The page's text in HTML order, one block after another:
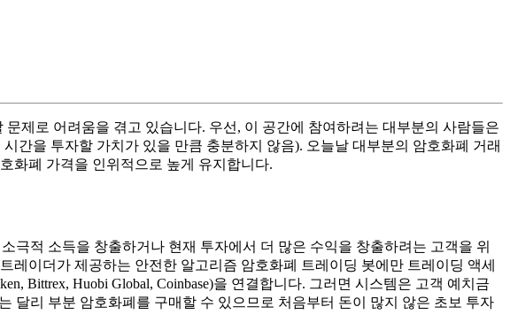
제로 어려움을 겪고 있습니다. 우선, 이 공간에 참여하려는 대부분의 사람들은
간을 투자할 가치가 있을 만큼 충분하지 않음). 오늘날 대부분의 암호화폐 거래
화폐 가격을 인위적으로 높게 유지합니다.
극적 소득을 창출하거나 현재 투자에서 더 많은 수익을 창출하려는 고객을 위
레이더가 제공하는 안전한 알고리즘 암호화폐 트레이딩 봇에만 트레이딩 액세
Bittrex, Huobi Global, Coinbase)을 연결합니다. 그러면 시스템은 고객 예치금
달리 부분 암호화폐를 구매할 수 있으므로 처음부터 돈이 많지 않은 초보 투자